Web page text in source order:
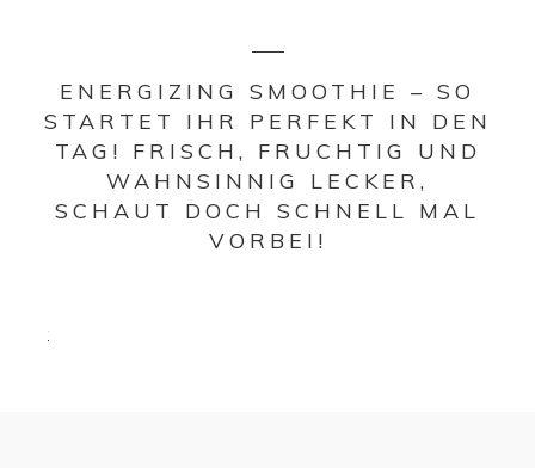
ENERGIZING SMOOTHIE – SO
STARTET IHR PERFEKT IN DEN
TAG! FRISCH, FRUCHTIG UND
WAHNSINNIG LECKER,
SCHAUT DOCH SCHNELL MAL
VORBEI!